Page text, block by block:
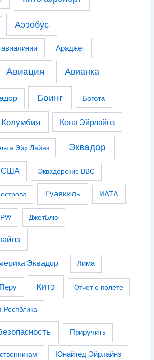
Аэробус
Араджет
Авиация Авианка
Боинг Богота
Колумбия Копа Эйрлайнз
Эйр Лайнз Эквадор
США Эквадорские ВВС
Гуаякиль ИАТА
ДжетБлю
Эквадор Лима
Перу Кито Отчет о полете
Респблика
Приручить
Юнайтед Эйрлайнз